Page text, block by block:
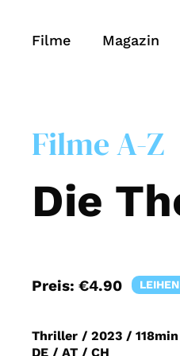
Filme Magazin
Filme A-Z
Die
Preis: €4.90 LEIHEN
Thriller / 2023 / 118min
DE / AT / CH